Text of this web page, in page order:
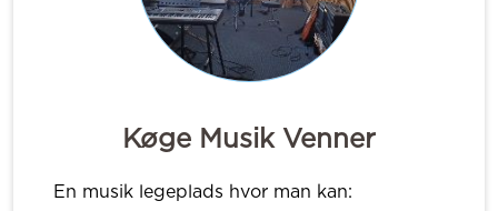
Køge Musik Venner
En musik legeplads hvor man kan: